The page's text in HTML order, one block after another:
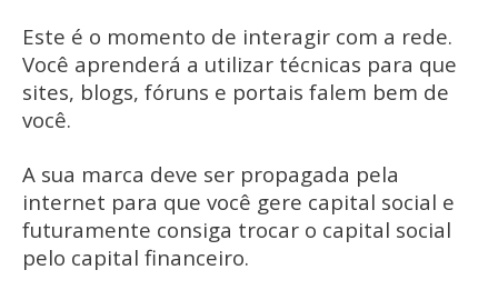
Este é o momento de interagir com a rede.
Você aprenderá a utilizar técnicas para que
sites, blogs, fóruns e portais falem bem de
você.
A sua marca deve ser propagada pela
internet para que você gere capital social e
futuramente consiga trocar o capital social
pelo capital financeiro.